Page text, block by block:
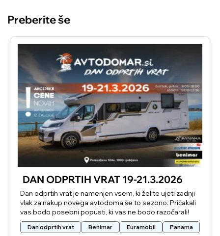
Preberite še
DAN ODPRTIH VRAT 19-21.3.2026
Dan odprtih vrat je namenjen vsem, ki želite ujeti zadnji
vlak za nakup novega avtodoma še to sezono. Pričakali
vas bodo posebni popusti, ki vas ne bodo razočarali!
Dan odprtih vrat Benimar Euramobil Panama